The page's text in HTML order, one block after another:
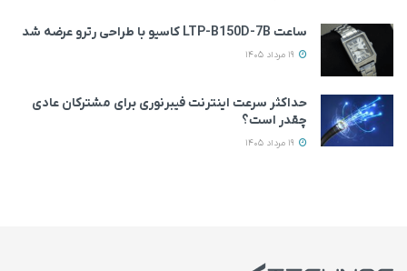
ساعت LTP-B150D-7B کاسیو با طراحی رترو عرضه شد
حداکثر سرعت اینترنت فیبرنوری برای مشترکان عادی
چقدر است؟